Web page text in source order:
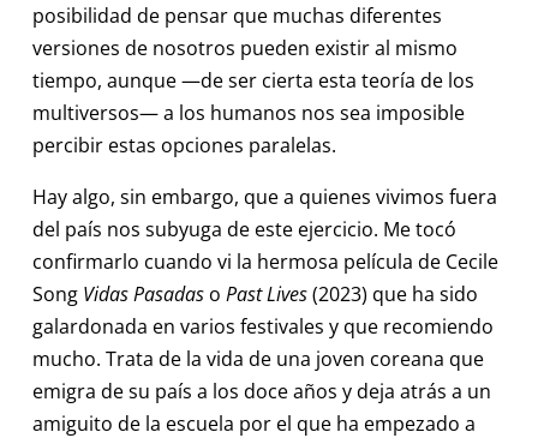
posibilidad de pensar que muchas diferentes
versiones de nosotros pueden existir al mismo
tiempo, aunque —de ser cierta esta teoría de los
multiversos— a los humanos nos sea imposible
percibir estas opciones paralelas.
Hay algo, sin embargo, que a quienes vivimos fuera
del país nos subyuga de este ejercicio. Me tocó
confirmarlo cuando vi la hermosa película de Cecile
Song Vidas Pasadaso Past Lives(2023) que ha sido
galardonada en varios festivales y que recomiendo
mucho. Trata de la vida de una joven coreana que
emigra de su país a los doce años y deja atrás a un
amiguito de la escuela por el que ha empezado a